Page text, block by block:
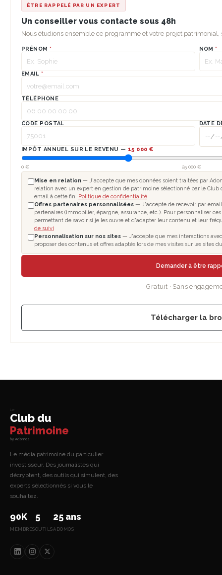
ÊTRE RAPPELÉ PAR UN EXPERT
Un conseiller vous contacte sous 48h
Nous étudions ensemble ce programme et votre projet patrimonial,
PRÉNOM* NOM*
EMAIL *
TÉLÉPHONE
CODE POSTAL DATE
IMPÔT ANNUEL SUR LE REVENU — 15 000 €
0 € 25 000 €
Mise en relation — J'accepte que mes données soient traitées par
relation avec un expert en gestion de patrimoine sélectionné par le
email à cette fin. Politique de confidentialité
Offres partenaires personnalisées — J'accepte de recevoir par email
partenaires (immobilier, épargne, assurance, etc.). Pour personnaliser
permettant de savoir si je les ouvre et d'adapter leur contenu et leur
de suivi
Personnalisation sur nos sites — J'accepte que mes interactions
proposer des contenus et offres adaptés lors de mes visites sur les sites
Demander à être
Gratuit · Sans
Télécharger la
Le
Club du
Patrimoine
by Adomos
Le média patrimoine du particulier
investisseur. Des journalistes qui
décryptent, des outils qui simulent, des
experts sélectionnés si vous le
souhaitez.
90K
MEMBRES
5
OUTILS
25 ans
ADOMOS